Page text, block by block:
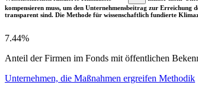
kompensieren muss, um den Unternehmensbeitrag zur
transparent sind. Die Methode für wissenschaftlich fundierte
7.44%
Anteil der Firmen im Fonds mit öffentlichen
Unternehmen, die Maßnahmen ergreifen Methodik